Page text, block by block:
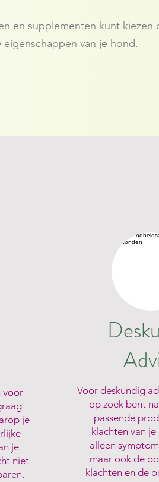
en supplementen kunt kiezen
van je hond.
voor
je
je
niet
Voor deskundig
op zoek bent
passende
klachten van
alleen
maar ook de
klachten en de